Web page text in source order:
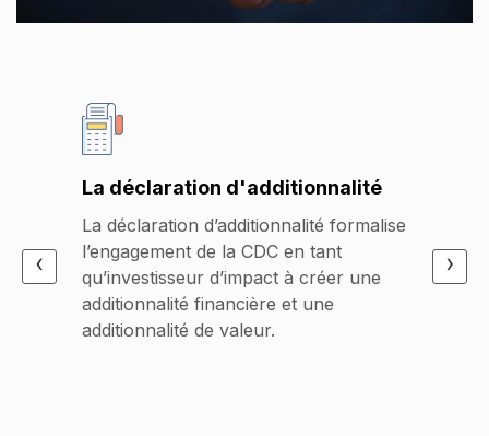
La déclaration d'additionnalité
La déclaration d’additionnalité formalise
l’engagement de la CDC en tant
qu’investisseur d’impact à créer une
additionnalité financière et une
additionnalité de valeur.
de
en
‹ ›